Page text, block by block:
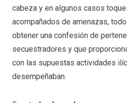
cabeza y en algunos casos
acompañados de amenazas,
obtener una confesión de
secuestradores y que
con las supuestas actividades
desempeñaban.